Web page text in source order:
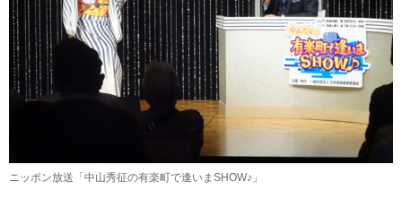
ニッポン放送「中山秀征の有楽町で逢いまSHOW♪」